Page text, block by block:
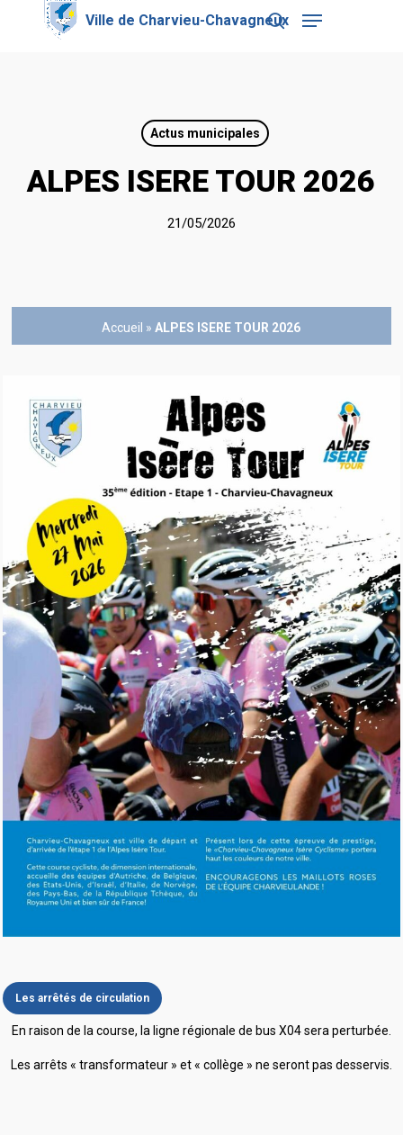
search
Menu
Actus municipales
ALPES ISERE TOUR 2026
21/05/2026
Accueil »ALPES ISERE TOUR 2026
Les arrêtés de circulation
En raison de la course, la ligne régionale de bus X04 sera perturbée.
Les arrêts « transformateur » et « collège » ne seront pas desservis.